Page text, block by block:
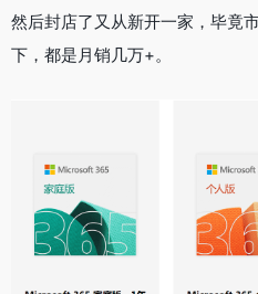
然后封店了又从新开一家，毕竟
下，都是月销几万+。